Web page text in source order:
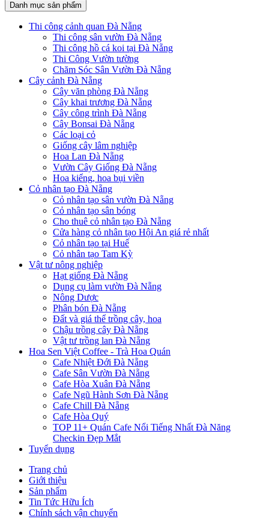
Danh mục sản phẩm
Thi công cảnh quan Đà Nẵng
Thi công sân vườn Đà Nẵng
Thi công hồ cá koi tại Đà Nẵng
Thi Công Vườn tường
Chăm Sóc Sân Vườn Đà Nẵng
Cây cảnh Đà Nẵng
Cây văn phòng Đà Nẵng
Cây khai trương Đà Nẵng
Cây công trình Đà Nẵng
Cây Bonsai Đà Nẵng
Các loại cỏ
Giống cây lâm nghiệp
Hoa Lan Đà Nẵng
Vườn Cây Giống Đà Nẵng
Hoa kiểng, hoa bụi viền
Cỏ nhân tạo Đà Nẵng
Cỏ nhân tạo sân vườn Đà Nẵng
Cỏ nhân tạo sân bóng
Cho thuê cỏ nhân tạo Đà Nẵng
Cửa hàng cỏ nhân tạo Hội An giá rẻ nhất
Cỏ nhân tạo tại Huế
Cỏ nhân tạo Tam Kỳ
Vật tư nông nghiệp
Hạt giống Đà Nẵng
Dụng cụ làm vườn Đà Nẵng
Nông Dược
Phân bón Đà Nẵng
Đất và giá thể trồng cây, hoa
Chậu trồng cây Đà Nẵng
Vật tư trồng lan Đà Nẵng
Hoa Sen Việt Coffee - Trà Hoa Quán
Cafe Nhiệt Đới Đà Nẵng
Cafe Sân Vườn Đà Nẵng
Cafe Hòa Xuân Đà Nẵng
Cafe Ngũ Hành Sơn Đà Nẵng
Cafe Chill Đà Nẵng
Cafe Hòa Quý
TOP 11+ Quán Cafe Nổi Tiếng Nhất Đà Năng
Checkin Đẹp Mắt
Tuyển dụng
Trang chủ
Giới thiệu
Sản phẩm
Tin Tức Hữu Ích
Chính sách vận chuyển